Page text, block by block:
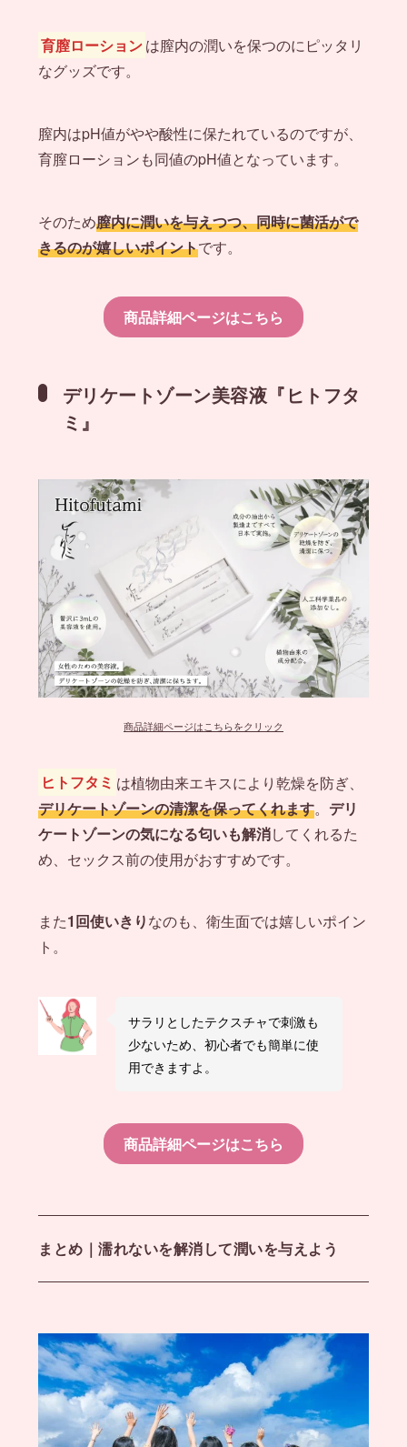
育膣ローションは膣内の潤いを保つのにピッタリ
なグッズです。
膣内はpH値がやや酸性に保たれているのですが、
育膣ローションも同値のpH値となっています。
そのため膣内に潤いを与えつつ、同時に菌活がで
きるのが嬉しいポイントです。
商品詳細ページはこちら
デリケートゾーン美容液『ヒトフタ
ミ』
商品詳細ページはこちらをクリック
ヒトフタミ は植物由来エキスにより乾燥を防ぎ、
デリケートゾーンの清潔を保ってくれます。 デリ
ケートゾーンの気になる匂いも解消してくれるた
め、セックス前の使用がおすすめです。
また1回使いきりなのも、衛生面では嬉しいポイン
ト。
サラリとしたテクスチャで刺激も
少ないため、初心者でも簡単に使
用できますよ。
商品詳細ページはこちら
まとめ｜濡れないを解消して潤いを与えよう